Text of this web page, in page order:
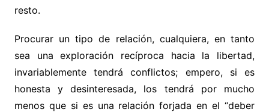
resto.
Procurar un tipo de relación, cualquiera, en tanto
sea una exploración recíproca hacia la libertad,
invariablemente tendrá conflictos; empero, si es
honesta y desinteresada, los tendrá por mucho
menos que si es una relación forjada en el “deber